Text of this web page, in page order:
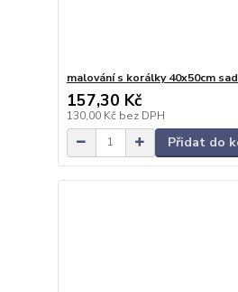
malování s korálky 40x50cm
157,30 Kč
130,00 Kč bez DPH
Přidat do